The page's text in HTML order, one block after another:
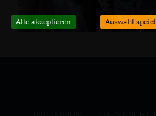
Alle akzeptieren Auswahl